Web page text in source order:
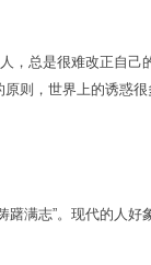
总是很难改正自己
则，世界上的诱惑
满志”。现代的人好